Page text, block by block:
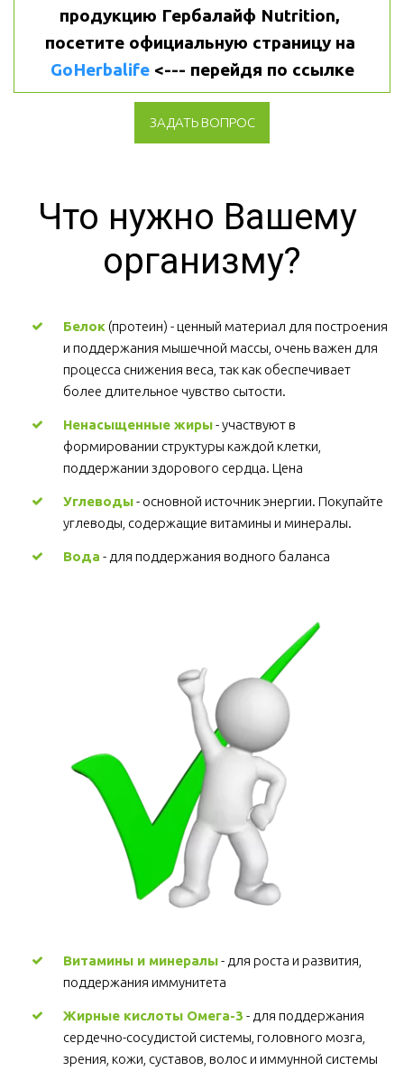
продукцию Гербалайф Nutrition,
GoHerbalife <--- перейдя по ссылке
ЗАДАТЬ ВОПРОС
Что нужно Вашему
организму?
Белок (протеин) - ценный материал для построения
и поддержания мышечной массы, очень важен для
процесса снижения веса, так как обеспечивает
более длительное чувство сытости.
Ненасыщенные жиры - участвуют в
формировании структуры каждой клетки,
поддержании здорового сердца. Цена
Углеводы - основной источник энергии. Покупайте
углеводы, содержащие витамины и минералы.
Вода - для поддержания водного баланса
Витамины и минералы - для роста и развития,
поддержания иммунитета
Жирные кислоты Омега-3 - для поддержания
сердечно-сосудистой системы, головного мозга,
зрения, кожи, суставов, волос и иммунной системы